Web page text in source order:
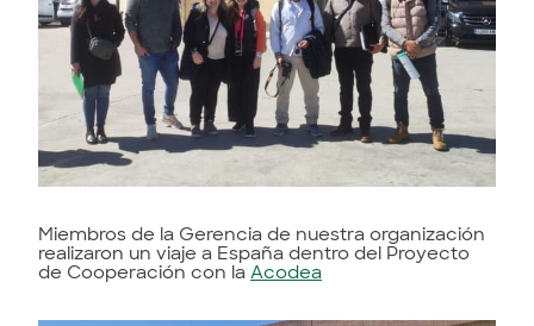
Miembros de la Gerencia de nuestra organización
realizaron un viaje a España dentro del Proyecto
de Cooperación con la Acodea